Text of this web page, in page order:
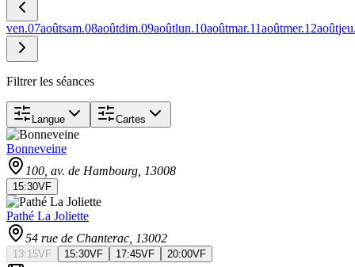
ven.07aoûtsam.08aoûtdim.09aoûtlun.10aoûtmar.11aoûtmer.12août
Filtrer les séances
Langue Cartes
Bonneveine
100, av. de Hambourg , 13008
15:30VF
Pathé La Joliette
54 rue de Chanterac , 13002
13:15VF 15:30VF 17:45VF 20:00VF